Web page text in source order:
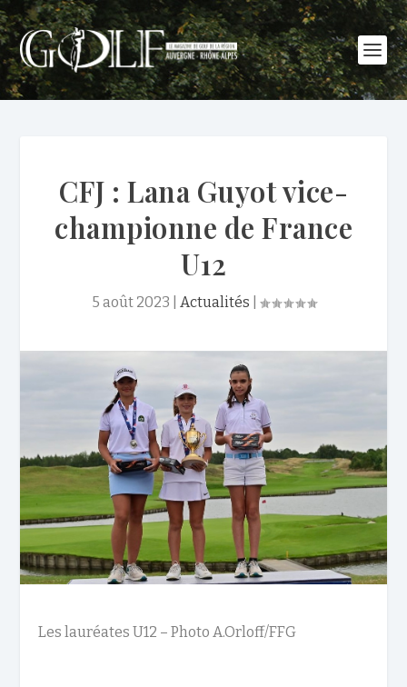
CFJ : Lana Guyot vice-
championne de France
U12
5 août 2023 Actualités
Les lauréates U12 – Photo A.Orloff/FFG